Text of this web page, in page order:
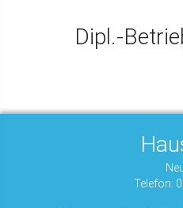
Dipl.-
Telefon: